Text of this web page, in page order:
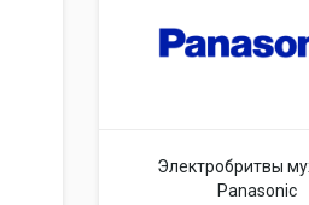
Электробритвы
Panasonic